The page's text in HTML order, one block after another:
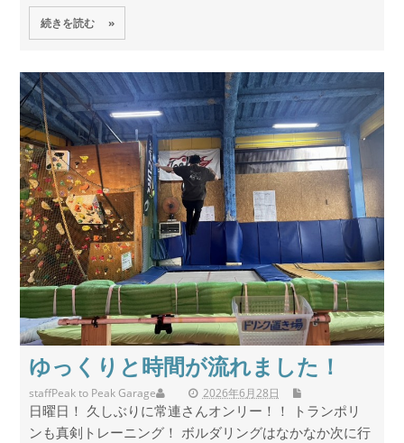
続きを読む »
ゆっくりと時間が流れました！
staff 2026年6月28日
Peak to Peak Garage
日曜日！ 久しぶりに常連さんオンリー！！ トランポリ
ンも真剣トレーニング！ ボルダリングはなかなか次に行